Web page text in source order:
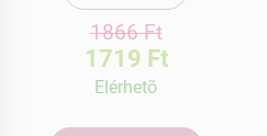
1866 Ft
1719 Ft
Elérhetõ